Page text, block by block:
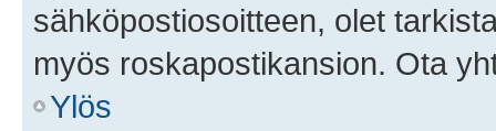
sähköpostiosoitteen, olet
myös roskapostikansion. Ota
Ylös